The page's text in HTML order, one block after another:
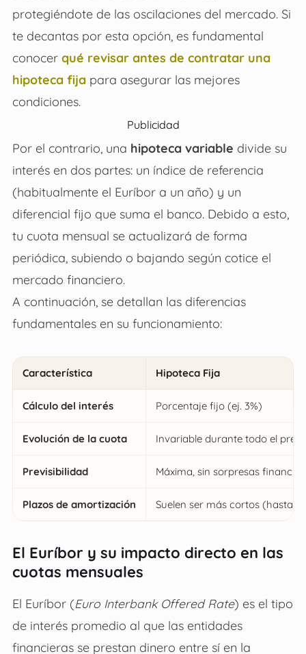
protegiéndote de las oscilaciones del mercado. Si
te decantas por esta opción, es fundamental
conocer qué revisar antes de contratar una
hipoteca fijapara asegurar las mejores
condiciones.
Publicidad
Por el contrario, una hipoteca variable divide su
interés en dos partes: un índice de referencia
(habitualmente el Euríbor a un año) y un
diferencial fijo que suma el banco. Debido a esto,
tu cuota mensual se actualizará de forma
periódica, subiendo o bajando según cotice el
mercado financiero.
A continuación, se detallan las diferencias
fundamentales en su funcionamiento:
Característica Hipoteca Fija
Cálculo del interés Porcentaje fijo (ej. 3%)
Evolución de la cuota Invariable durante todo el
Previsibilidad Máxima, sin sorpresas
Plazos de amortización Suelen ser más cortos (hasta
El Euríbor y su impacto directo en las
cuotas mensuales
El Euríbor (Euro Interbank Offered Rate) es el tipo
de interés promedio al que las entidades
financieras se prestan dinero entre sí en la